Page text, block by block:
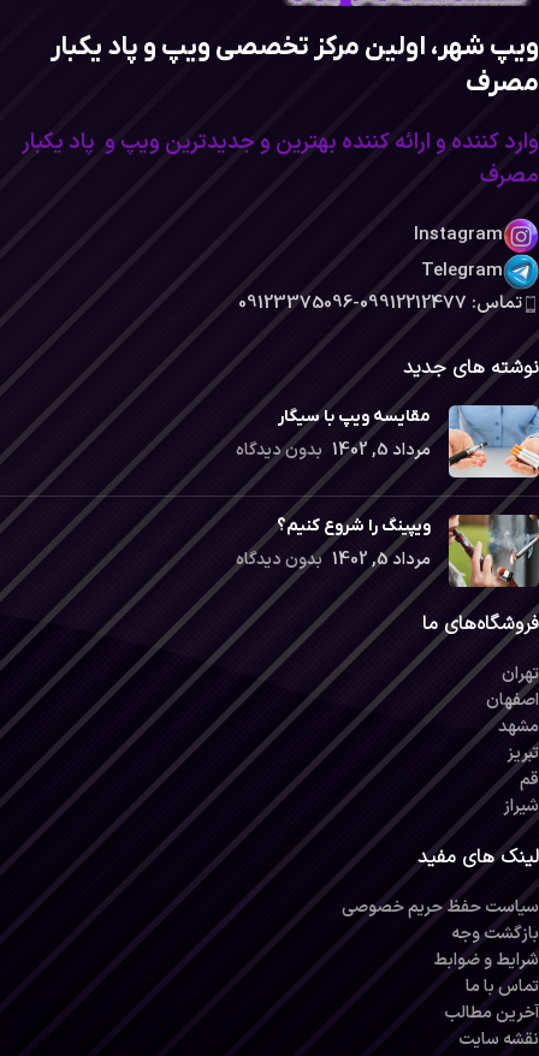
ویپ شهر، اولین مرکز تخصصی ویپ و پاد یکبار
مصرف
وارد کننده و ارائه کننده بهترین و جدیدترین ویپ و پاد یکبار
مصرف
Instagram
Telegram
تماس: 09912212477-09123375096
نوشته های جدید
مقایسه ویپ با سیگار
مرداد 5, 1402 بدون دیدگاه
ویپینگ را شروع کنیم؟
مرداد 5, 1402 بدون دیدگاه
فروشگاه‌های ما
تهران
اصفهان
مشهد
تبریز
قم
شیراز
لینک های مفید
سیاست حفظ حریم خصوصی
بازگشت وجه
شرایط و ضوابط
تماس با ما
آخرین مطالب
نقشه سایت